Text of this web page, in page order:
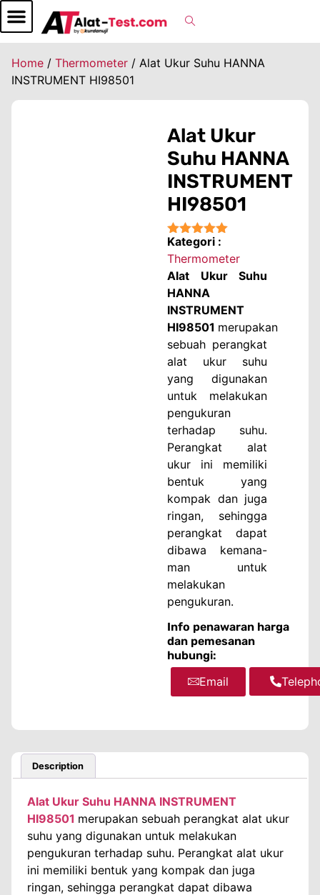
Home / Thermometer / Alat Ukur Suhu HANNA
INSTRUMENT HI98501
Alat Ukur
Suhu HANNA
INSTRUMENT
HI98501
★★★★★
Kategori :
Thermometer
Alat Ukur Suhu
HANNA
INSTRUMENT
HI98501 merupakan
sebuah perangkat
alat ukur suhu
yang digunakan
untuk melakukan
pengukuran
terhadap suhu.
Perangkat alat
ukur ini memiliki
bentuk yang
kompak dan juga
ringan, sehingga
perangkat dapat
dibawa kemana-
man untuk
melakukan
pengukuran.
Info penawaran harga
dan pemesanan
hubungi:
Email
Description
Alat Ukur Suhu HANNA INSTRUMENT
HI98501 merupakan sebuah perangkat alat ukur
suhu yang digunakan untuk melakukan
pengukuran terhadap suhu. Perangkat alat ukur
ini memiliki bentuk yang kompak dan juga
ringan, sehingga perangkat dapat dibawa